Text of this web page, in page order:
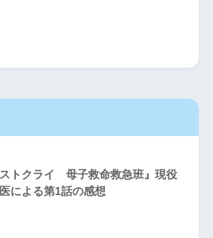
ストクライ 母子救命救急班』現役
による第1話の感想